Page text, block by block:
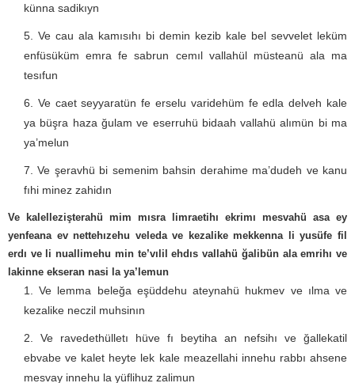
künna sadikıyn
Ve cau ala kamısıhı bi demin kezib kale bel sevvelet leküm
enfüsüküm emra fe sabrun cemıl vallahül müsteanü ala ma
tesıfun
Ve caet seyyaratün fe erselu varidehüm fe edla delveh kale
ya büşra haza ğulam ve eserruhü bidaah vallahü alımün bi ma
ya’melun
Ve şeravhü bi semenim bahsin derahime ma’dudeh ve kanu
fıhi minez zahidın
Ve kalellezişterahü mim mısra limraetihı ekrimı mesvahü asa ey
yenfeana ev nettehızehu veleda ve kezalike mekkenna li yusüfe fil
erdı ve li nuallimehu min te’vılil ehdıs vallahü ğalibün ala emrihı ve
lakinne ekseran nasi la ya’lemun
Ve lemma beleğa eşüddehu ateynahü hukmev ve ılma ve
kezalike neczil muhsinın
Ve ravedethülletı hüve fı beytiha an nefsihı ve ğallekatil
ebvabe ve kalet heyte lek kale meazellahi innehu rabbı ahsene
mesvay innehu la yüflihuz zalimun